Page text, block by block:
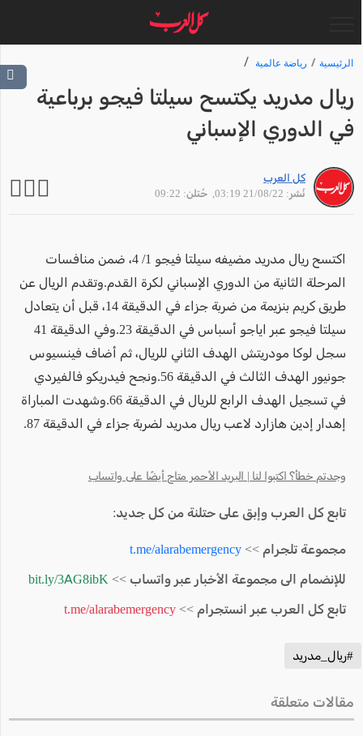
الرئيسية رياضة عالمية
ريال مدريد يكتسح سيلتا فيجو برباعية
في الدوري الإسباني
كل العرب
نُشر: 21/08/22 03:19
, حُتلن: 09:22
اكتسح ريال مدريد مضيفه سيلتا فيجو 1/ 4، ضمن منافسات
المرحلة الثانية من الدوري الإسباني لكرة القدم.وتقدم الريال عن
طريق كريم بنزيمة من ضربة جزاء في الدقيقة 14، قبل أن يتعادل
سيلتا فيجو عبر اياجو أسباس في الدقيقة 23.وفي الدقيقة 41
سجل لوكا مودريتش الهدف الثاني للريال، ثم أضاف فينسيوس
جونيور الهدف الثالث في الدقيقة 56.ونجح فيدريكو فالفيردي
في تسجيل الهدف الرابع للريال في الدقيقة 66.وشهدت المباراة
إهدار إدين هازارد لاعب ريال مدريد لضربة جزاء في الدقيقة 87.
وجدتم خطأ؟ اكتبوا لنا | البريد الأحمر متاح أيضًا على واتساب
تابع كل العرب وإبق على حتلنة من كل جديد:
مجموعة تلجرام >> t.me/alarabemergency
للإنضمام الى مجموعة الأخبار عبر واتساب >> bit.ly/3AG8ibK
تابع كل العرب عبر انستجرام >> t.me/alarabemergency
#ريال_مدريد
مقالات متعلقة